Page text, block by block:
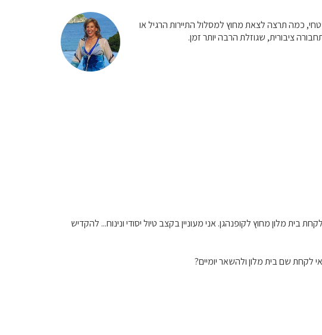
כמה תרצה לצאת מחוץ למסלול התיירות הרגיל או
ציבורית, שגוזלת הרבה יותר זמן.
מלון מחוץ לקופנהגן. אני מעוניין בקצב טיול יסודי ונינוח... להקדיש
לקחת שם בית מלון ולהשאר יומיים?